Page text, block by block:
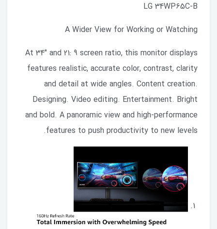
LG 34WP65C-B
A Wider View for Working or Watching
At 34" and 21: 9 screen ratio, this monitor displays
features realistic, accurate color, contrast, clarity
and detail at wide angles. Content creation.
Designing. Video editing. Entertainment. Bright
and bold. A panoramic view and high-performance
features to push productivity to new levels.